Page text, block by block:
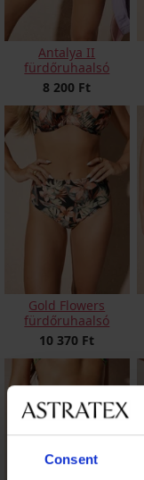
Consent
Antalya II
fürdőruhaalsó
8 200 Ft
Gold Flowers
fürdőruhaalsó
10 370 Ft